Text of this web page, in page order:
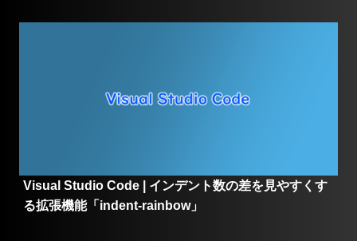
Visual Studio Code | インデント数の差を見やすくす
る拡張機能「indent-rainbow」